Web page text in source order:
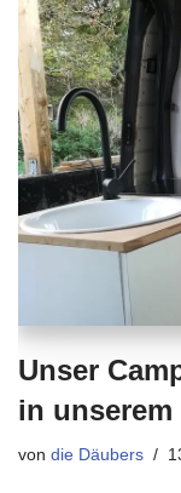
Unser
in unserem
von die Däubers